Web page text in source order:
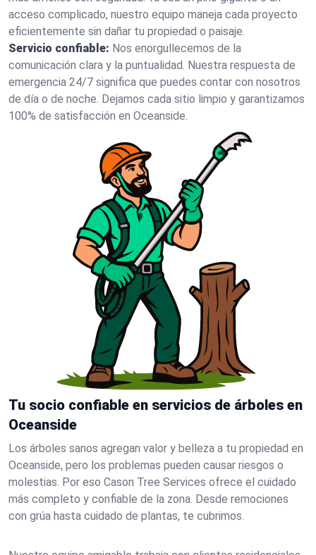
acceso complicado, nuestro equipo maneja cada proyecto
eficientemente sin dañar tu propiedad o paisaje.
Servicio confiable: Nos enorgullecemos de la
comunicación clara y la puntualidad. Nuestra respuesta de
emergencia 24/7 significa que puedes contar con nosotros
de día o de noche. Dejamos cada sitio limpio y garantizamos
100% de satisfacción en Oceanside.
Tu socio confiable en servicios de árboles en
Oceanside
Los árboles sanos agregan valor y belleza a tu propiedad en
Oceanside, pero los problemas pueden causar riesgos o
molestias. Por eso Cason Tree Services ofrece el cuidado
más completo y confiable de la zona. Desde remociones
con grúa hasta cuidado de plantas, te cubrimos.